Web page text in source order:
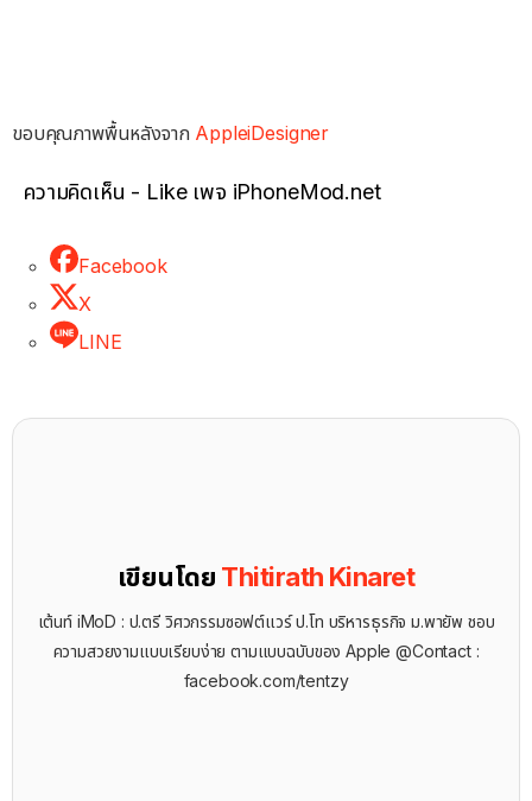
ขอบคุณภาพพื้นหลังจาก AppleiDesigner
ความคิดเห็น - Like เพจ iPhoneMod.net
Facebook
X
LINE
เขียนโดย Thitirath Kinaret
เต้นท์ iMoD : ป.ตรี วิศวกรรมซอฟต์แวร์ ป.โท บริหารธุรกิจ ม.พายัพ ชอบ
ความสวยงามแบบเรียบง่าย ตามแบบฉบับของ Apple @Contact :
facebook.com/tentzy